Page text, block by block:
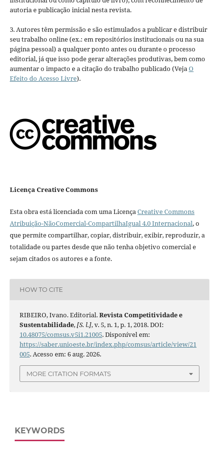
autoria e publicação inicial nesta revista.
3. Autores têm permissão e são estimulados a publicar e distribuir
seu trabalho online (ex.: em repositórios institucionais ou na sua
página pessoal) a qualquer ponto antes ou durante o processo
editorial, já que isso pode gerar alterações produtivas, bem como
aumentar o impacto e a citação do trabalho publicado (VejaO
Efeito do Acesso Livre).
Licença Creative Commons
Esta obra está licenciada com uma Licença Creative Commons
Atribuição-NãoComercial-CompartilhaIgual 4.0 Internacional, o
que permite compartilhar, copiar, distribuir, exibir, reproduzir, a
totalidade ou partes desde que não tenha objetivo comercial e
sejam citados os autores e a fonte.
HOW TO CITE
RIBEIRO, Ivano. Editorial.Revista Competitividade e
Sustentabilidade,[S. l.], v. 5, n. 1, p. 1, 2018. DOI:
10.48075/comsus.v5i1.21005. Disponível em:
https://saber.unioeste.br/index.php/comsus/article/view/21
005. Acesso em: 6 aug. 2026.
MORE CITATION FORMATS
KEYWORDS